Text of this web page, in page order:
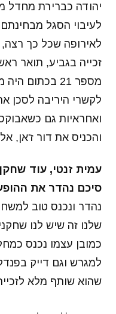
יהודה כברירת מחדל
לעיבוי הסגל
לאירופה שכל כך
זכייה בגביע, תואר
מספר 21
לקשרי היריבה לסכן
ואחראיות גם
והכניס את דור ז'אן,
עמית זנטי, עוד
סיכם נהדר את
נהדר ונכנס טוב
שלנו זה שיש לנו
כמובן עצמו נכנס
למגרש וגם דייק
שהוא שותף מלא